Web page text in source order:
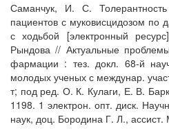
Саманчук, И. С.
пациентов с муковисцидозом по
с ходьбой [электронный
Рындова // Актуальные
фармации : тез. докл. 68-й
молодых ученых с междунар.
т; под ред. О. К. Кулаги, Е. В.
1198. 1 электрон. опт. диск.
наук, доц. Бородина Г. Л.,